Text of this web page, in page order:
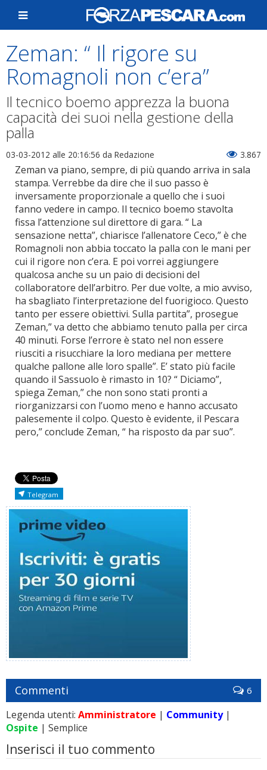
Zeman: “ Il rigore su
Romagnoli non c’era”
Il tecnico boemo apprezza la buona
capacità dei suoi nella gestione della
palla
03-03-2012 alle 20:16:56 da Redazione 3.867
Zeman va piano, sempre, di più quando arriva in sala
stampa. Verrebbe da dire che il suo passo è
inversamente proporzionale a quello che i suoi
fanno vedere in campo. Il tecnico boemo stavolta
fissa l’attenzione sul direttore di gara. “ La
sensazione netta”, chiarisce l’allenatore Ceco,” è che
Romagnoli non abbia toccato la palla con le mani per
cui il rigore non c’era. E poi vorrei aggiungere
qualcosa anche su un paio di decisioni del
collaboratore dell’arbitro. Per due volte, a mio avviso,
ha sbagliato l’interpretazione del fuorigioco. Questo
tanto per essere obiettivi. Sulla partita”, prosegue
Zeman,” va detto che abbiamo tenuto palla per circa
40 minuti. Forse l’errore è stato nel non essere
riusciti a risucchiare la loro mediana per mettere
qualche pallone alle loro spalle”. E’ stato più facile
quando il Sassuolo è rimasto in 10? “ Diciamo”,
spiega Zeman,” che non sono stati pronti a
riorganizzarsi con l’uomo meno e hanno accusato
palesemente il colpo. Questo è evidente, il Pescara
pero,” conclude Zeman, “ ha risposto da par suo”.
Telegram
Commenti 6
Legenda utenti: Amministratore | Community|
Ospite | Semplice
Inserisci il tuo commento